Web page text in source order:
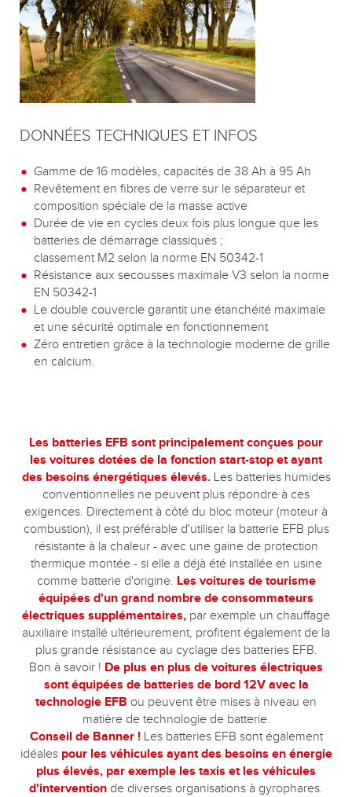
DONNÉES TECHNIQUES ET INFOS
Gamme de 16 modèles, capacités de 38 Ah à 95 Ah
Revêtement en fibres de verre sur le séparateur et
composition spéciale de la masse active
Durée de vie en cycles deux fois plus longue que les
batteries de démarrage classiques ;
classement M2 selon la norme EN 50342-1
Résistance aux secousses maximale V3 selon la norme
EN 50342-1
Le double couvercle garantit une étanchéité maximale
et une sécurité optimale en fonctionnement
Zéro entretien grâce à la technologie moderne de grille
en calcium.
Les batteries EFB sont principalement conçues pour
les voitures dotées de la fonction start-stop et ayant
des besoins énergétiques élevés.Les batteries humides
conventionnelles ne peuvent plus répondre à ces
exigences. Directement à côté du bloc moteur (moteur à
combustion), il est préférable d'utiliser la batterie EFB plus
résistante à la chaleur - avec une gaine de protection
thermique montée - si elle a déjà été installée en usine
comme batterie d'origine. Les voitures de tourisme
équipées d'un grand nombre de consommateurs
électriques supplémentaires, par exemple un chauffage
auxiliaire installé ultérieurement, profitent également de la
plus grande résistance au cyclage des batteries EFB.
Bon à savoir ! De plus en plus de voitures électriques
sont équipées de batteries de bord 12V avec la
technologie EFB ou peuvent être mises à niveau en
matière de technologie de batterie.
Conseil de Banner !Les batteries EFB sont également
idéales pour les véhicules ayant des besoins en énergie
plus élevés, par exemple les taxis et les véhicules
d'intervention de diverses organisations à gyrophares.